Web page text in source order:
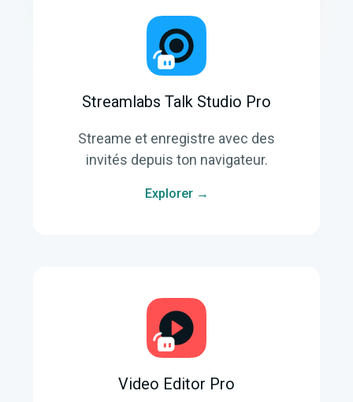
Streamlabs Talk Studio Pro
Streame et enregistre avec des
invités depuis ton navigateur.
Explorer →
Video Editor Pro